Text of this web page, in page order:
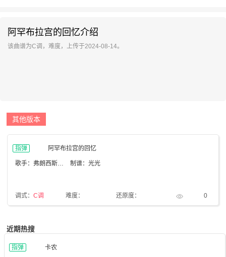
阿罕布拉宫的回忆介绍
该曲谱为C调，难度，上传于2024-08-14。
其他版本
指弹 阿罕布拉宫的回忆
歌手：弗朗西斯科·泰雷 制谱：光光
调式： C调 难度： 还原度： 0
近期热搜
指弹 卡农